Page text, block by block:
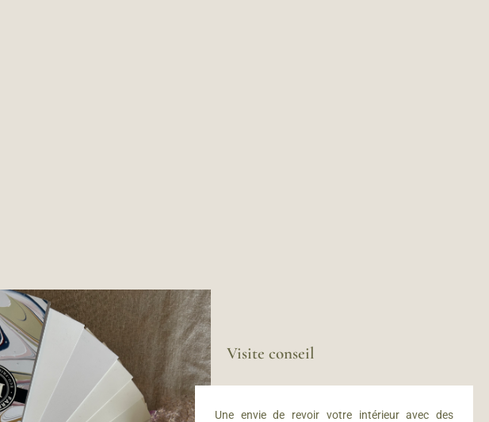
Visite conseil
Une envie de revoir votre intérieur avec des